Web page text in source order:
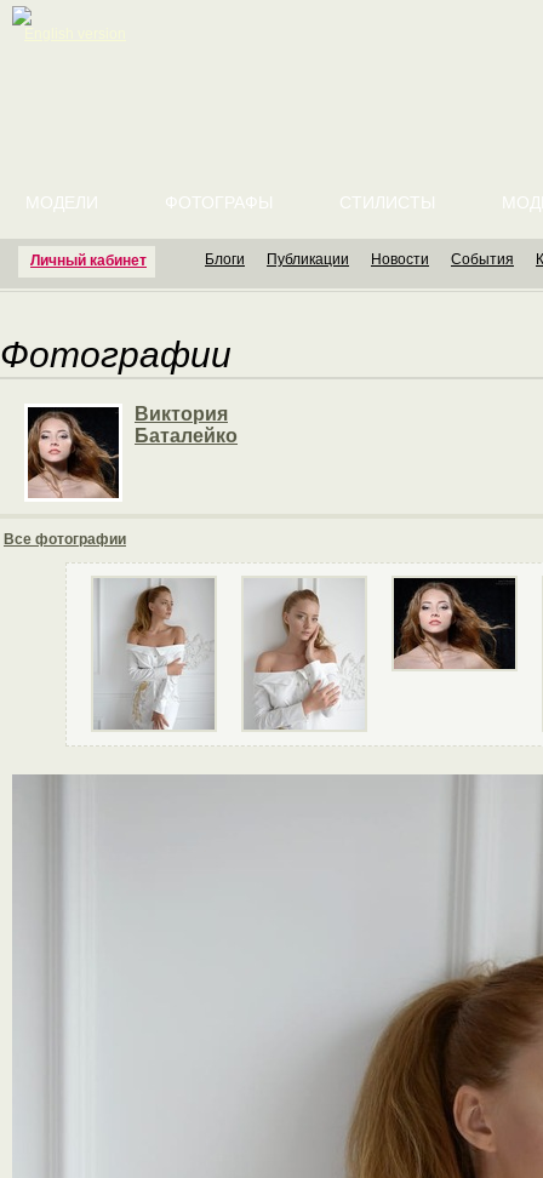
Личный кабинет
МОДЕЛИ ФОТОГРАФЫ СТИЛИСТЫ
Блоги Публикации Новости События
Фотографии
Виктория
Баталейко
Все фотографии